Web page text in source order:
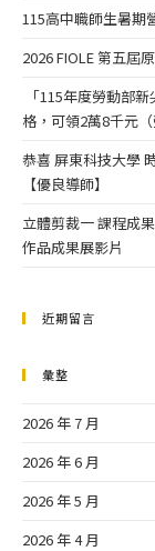
115高中職師生暑期
2026 FIOLE 第五
「115年度勞動部
格，可領2萬8千元（
恭喜 屏東科技大學
【優良導師】
立體剪裁一 課程成
作品成果展影片
近期留言
彙整
2026 年 7 月
2026 年 6 月
2026 年 5 月
2026 年 4 月